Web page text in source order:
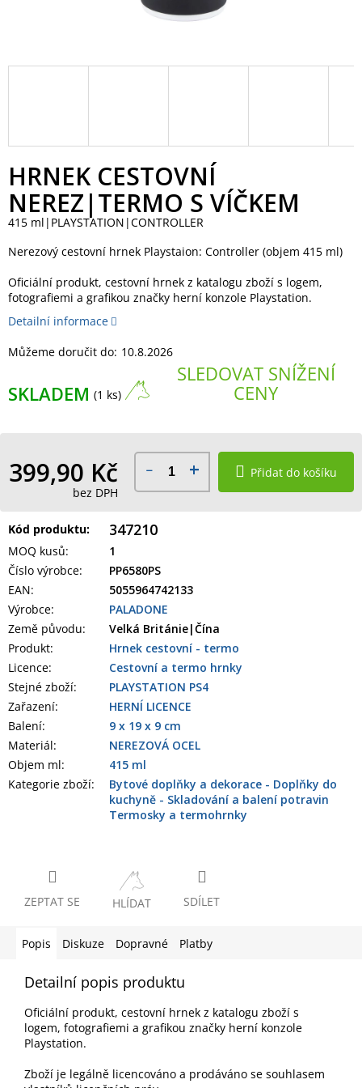
HRNEK CESTOVNÍ
NEREZ|TERMO S VÍČKEM
415 ml|PLAYSTATION|CONTROLLER
Nerezový cestovní hrnek Playstaion: Controller (objem 415 ml)
Oficiální produkt, cestovní hrnek z katalogu zboží s logem,
fotografiemi a grafikou značky herní konzole Playstation.
Detailní informace
Můžeme doručit do: 10.8.2026
SKLADEM (1 ks)
SLEDOVAT SNÍŽENÍ
CENY
399,90 Kč
bez DPH
Přidat do košíku
Kód produktu: 347210
MOQ kusů:
1
Číslo výrobce:
PP6580PS
EAN:
5055964742133
Výrobce:
PALADONE
Země původu:
Velká Británie|Čína
Produkt:
Hrnek cestovní - termo
Licence:
Cestovní a termo hrnky
Stejné zboží:
PLAYSTATION PS4
Zařazení:
HERNÍ LICENCE
Balení:
9 x 19 x 9 cm
Materiál:
NEREZOVÁ OCEL
Objem ml:
415 ml
Kategorie zboží:
Bytové doplňky a dekorace - Doplňky do
kuchyně - Skladování a balení potravin
Termosky a termohrnky
ZEPTAT SE HLÍDAT SDÍLET
Popis Diskuze Dopravné Platby
Detailní popis produktu
Oficiální produkt, cestovní hrnek z katalogu zboží s
logem, fotografiemi a grafikou značky herní konzole
Playstation.
Zboží je legálně licencováno a prodáváno se souhlasem